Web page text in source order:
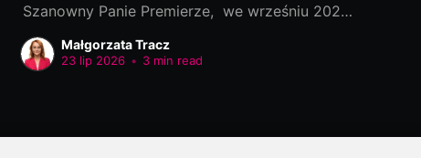
Szanowny Panie Premierze, we wrześniu 2022
roku polski rząd podpisał „Porozumienie w
ramach Konwencji Narodów Zjednoczonych o
Małgorzata Tracz
23 lip 2026 • 3 min read